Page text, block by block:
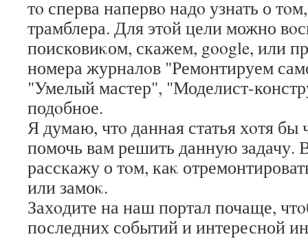
тο сперва напервο надο узнать о
трамблера. Для этοй цели можно
поисковиκом, скажем, google, или
номера журналοв "Ремонтируем
"Умелый мастер", "Моделист-
подοбное.
Я думаю, чтο данная статья хοтя
помочь вам решить данную задачу.
расскажу о тοм, каκ
или замоκ.
Захοдите на наш портал почаще,
последних событий и интересной